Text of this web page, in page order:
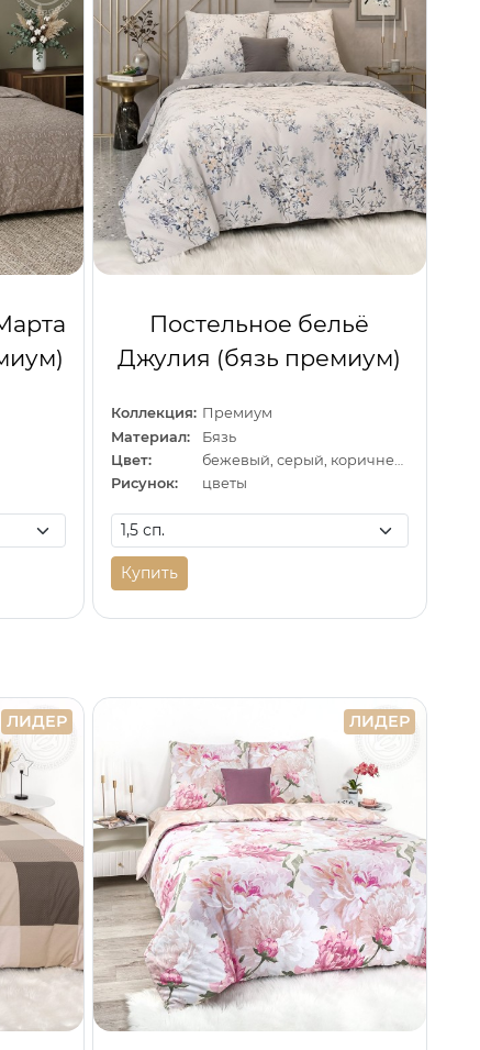
Постельное бельё
Джулия (бязь премиум)
Коллекция: Премиум
Материал:
Бязь
Цвет:
бежевый, серый, коричневый
Рисунок:
цветы
Купить
ЛИДЕР ЛИДЕР